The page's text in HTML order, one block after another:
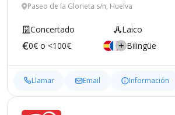
Paseo de la Glorieta s/n, Huelva
Concertado Laico
0€ o <100€
Bilingüe
Llamar Email Información